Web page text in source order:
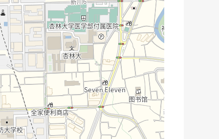
迈出一步礼貌地支援。
讨论可以。在顾客每一个人的情形接近，用总计从